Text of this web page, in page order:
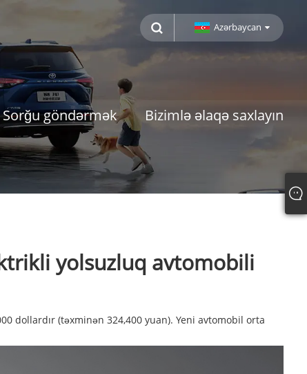
Azərbaycan
Sorğu göndərmək Bizimlə əlaqə saxlayın
yolsuzluq avtomobili
dollardır (təxminən 324,400 yuan). Yeni avtomobil orta